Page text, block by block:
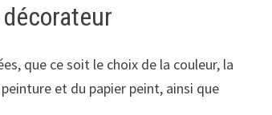
que ce soit le choix de la couleur, la
et du papier peint, ainsi que